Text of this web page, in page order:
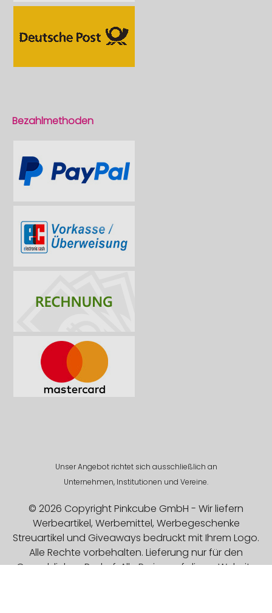
Bezahlmethoden
Unser Angebot richtet sich ausschließlich an
Unternehmen, Institutionen und Vereine.
© 2026 Copyright Pinkcube GmbH - Wir liefern
Werbeartikel, Werbemittel, Werbegeschenke
Streuartikel und Giveaways bedruckt mit Ihrem Logo.
Alle Rechte vorbehalten. Lieferung nur für den
Gewerblichen Bedarf. Alle Preise auf dieser Website